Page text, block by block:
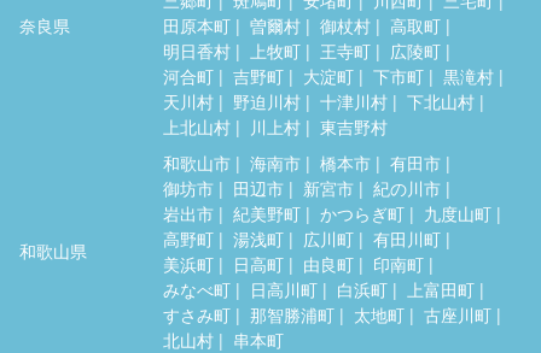
奈良県
田原本町
曽爾村 御杖村
高取町
明日香村
上牧町 王寺町
広陵町
河合町
吉野町 大淀町 下市町
黒滝村
天川村
野迫川村 十津川村
下北山村
上北山村
川上村 東吉野村
和歌山県
和歌山市 海南市 橋本市
有田市
御坊市
田辺市 新宮市
紀の川市
岩出市
紀美野町 かつらぎ町
九度山町
高野町
湯浅町 広川町
有田川町
美浜町
日高町 由良町
印南町
みなべ町
日高川町 白浜町
上富田町
すさみ町
那智勝浦町 太地町
古座川町
北山村
串本町